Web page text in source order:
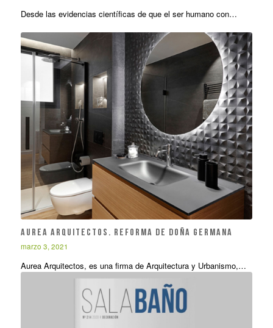
Desde las evidencias científicas de que el ser humano con…
AUREA ARQUITECTOS. REFORMA DE DOÑA GERMANA
marzo 3, 2021
Aurea Arquitectos, es una firma de Arquitectura y Urbanismo,…